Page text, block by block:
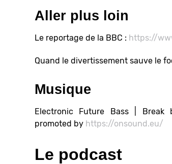
Aller plus loin
Le reportage de la BBC : https://
Quand le divertissement sauve le
Musique
Electronic Future Bass | Break
promoted by https://onsound.eu/
Le podcast